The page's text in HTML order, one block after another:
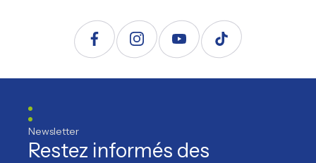
Newsletter
Restez informés des